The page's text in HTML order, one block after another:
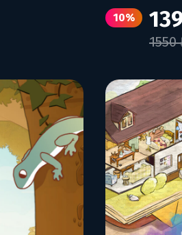
10%
1550